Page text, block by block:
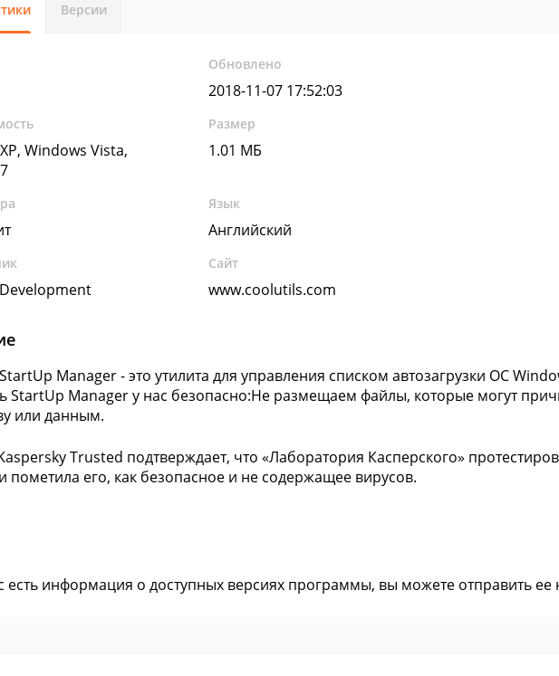
Версии
Обновлено
2018-11-07 17:52:03
Windows Vista,
Размер
1.01 МБ
Язык
Английский
Сайт
www.coolutils.com
Manager - это утилита для управления списком автозагрузки ОС
StartUp Manager у нас безопасно:Не размещаем файлы, которые могут
или данным.
Trusted подтверждает, что «Лаборатория Касперского»
пометила его, как безопасное и не содержащее вирусов.
есть информация о доступных версиях программы, вы можете отправить ее